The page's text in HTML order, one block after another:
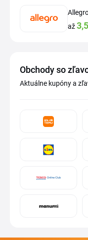
až
Obchody so
Aktuálne kupóny a